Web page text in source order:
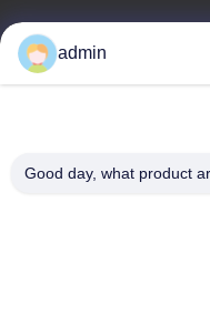
টেলিফোন
86-20-34989160
admin
Good day, what product